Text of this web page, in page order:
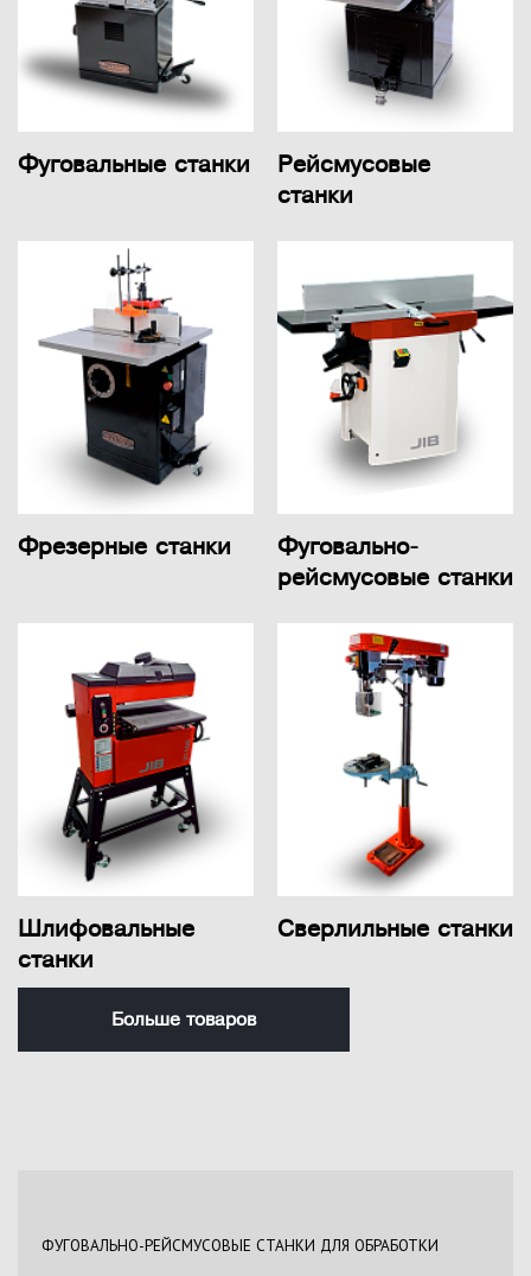
Фуговальные станки
Рейсмусовые
станки
Фрезерные станки
Фуговально-
рейсмусовые станки
Шлифовальные
станки
Сверлильные станки
Больше товаров
ФУГОВАЛЬНО-РЕЙСМУСОВЫЕ СТАНКИ ДЛЯ ОБРАБОТКИ